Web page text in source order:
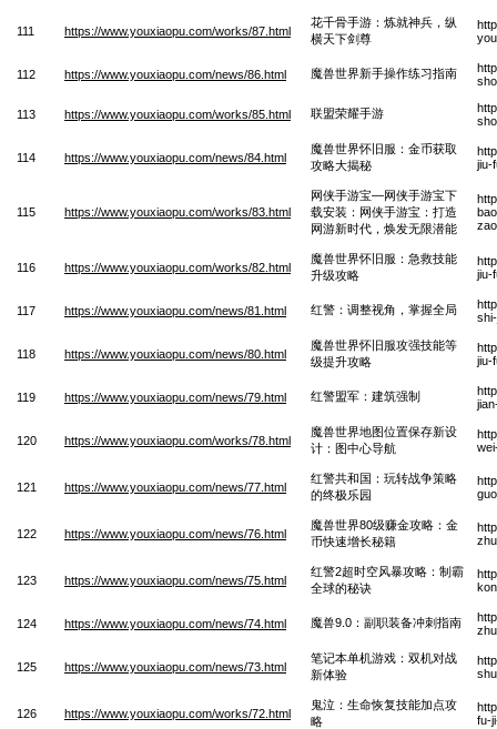
111 https://www.youxiaopu.com/works/87.html
花千骨手游：炼就神兵，纵
横天下剑尊
112 https://www.youxiaopu.com/news/86.html 魔兽世界新手操作练习指南
113 https://www.youxiaopu.com/works/85.html 联盟荣耀手游
114 https://www.youxiaopu.com/news/84.html
魔兽世界怀旧服：金币获取
攻略大揭秘
jiu-
115 https://www.youxiaopu.com/works/83.html
网侠手游宝—网侠手游宝下
载安装：网侠手游宝：打造
网游新时代，焕发无限潜能
116 https://www.youxiaopu.com/works/82.html
魔兽世界怀旧服：急救技能
升级攻略
jiu-
117 https://www.youxiaopu.com/news/81.html 红警：调整视角，掌握全局
118 https://www.youxiaopu.com/news/80.html
魔兽世界怀旧服攻强技能等
级提升攻略
jiu-
119 https://www.youxiaopu.com/news/79.html 红警盟军：建筑强制
120 https://www.youxiaopu.com/works/78.html
魔兽世界地图位置保存新设
计：图中心导航
121 https://www.youxiaopu.com/news/77.html
红警共和国：玩转战争策略
的终极乐园
122 https://www.youxiaopu.com/news/76.html
魔兽世界80级赚金攻略：金
币快速增长秘籍
123 https://www.youxiaopu.com/news/75.html
红警2超时空风暴攻略：制霸
全球的秘诀
124 https://www.youxiaopu.com/news/74.html 魔兽9.0：副职装备冲刺指南
125 https://www.youxiaopu.com/news/73.html
笔记本单机游戏：双机对战
新体验
126 https://www.youxiaopu.com/works/72.html
鬼泣：生命恢复技能加点攻
略
fu-